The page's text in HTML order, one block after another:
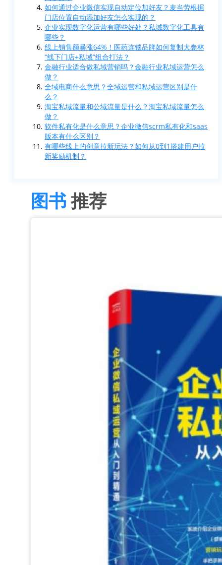
如何通过企业微信实现自动定位加好友？麦当劳根据
门店位置自动添加好友怎么实现的？
企业实现数字化运营有哪些好处？私域数字化工具有
哪些？
线上销售额暴涨64%！医药连锁品牌如何复制大参林
“线下门店+私域”组合打法？
金融行业适合做私域营销吗？金融行业私域运营怎么
做？
全域电商什么意思？全域运营和私域运营区别是什
么？
淘宝私域流量和公域流量是什么？淘宝私域流量怎么
做？
软件私有化是什么意思？企业微信scrm私有化和saas
版本有什么区别？
有哪些线上的创意拉新玩法？如何从0到1搭建用户拉
新奖励机制？
图书推荐